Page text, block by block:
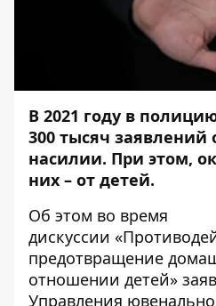
В 2021 году в
300 тысяч
насилии. При этом,
них – от детей.
Об этом во время
дискуссии
предотвращение
отношении детей»
Управления